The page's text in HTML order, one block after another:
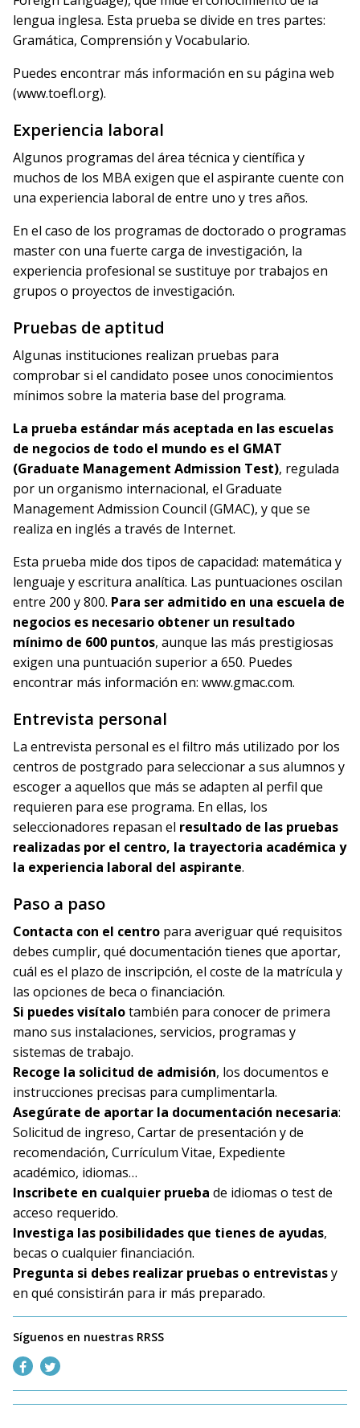
lengua inglesa. Esta prueba se divide en tres partes:
Gramática, Comprensión y Vocabulario.
Puedes encontrar más información en su página web
(www.toefl.org).
Experiencia laboral
Algunos programas del área técnica y científica y
muchos de los MBA exigen que el aspirante cuente con
una experiencia laboral de entre uno y tres años.
En el caso de los programas de doctorado o programas
master con una fuerte carga de investigación, la
experiencia profesional se sustituye por trabajos en
grupos o proyectos de investigación.
Pruebas de aptitud
Algunas instituciones realizan pruebas para
comprobar si el candidato posee unos conocimientos
mínimos sobre la materia base del programa.
La prueba estándar más aceptada en las escuelas
de negocios de todo el mundo es el GMAT
(Graduate Management Admission Test), regulada
por un organismo internacional, el Graduate
Management Admission Council (GMAC), y que se
realiza en inglés a través de Internet.
Esta prueba mide dos tipos de capacidad: matemática y
lenguaje y escritura analítica. Las puntuaciones oscilan
entre 200 y 800. Para ser admitido en una escuela de
negocios es necesario obtener un resultado
mínimo de 600 puntos, aunque las más prestigiosas
exigen una puntuación superior a 650. Puedes
encontrar más información en: www.gmac.com.
Entrevista personal
La entrevista personal es el filtro más utilizado por los
centros de postgrado para seleccionar a sus alumnos y
escoger a aquellos que más se adapten al perfil que
requieren para ese programa. En ellas, los
seleccionadores repasan el resultado de las pruebas
realizadas por el centro, la trayectoria académica y
la experiencia laboral del aspirante.
Paso a paso
Contacta con el centro para averiguar qué requisitos
debes cumplir, qué documentación tienes que aportar,
cuál es el plazo de inscripción, el coste de la matrícula y
las opciones de beca o financiación.
Si puedes visítalotambién para conocer de primera
mano sus instalaciones, servicios, programas y
sistemas de trabajo.
Recoge la solicitud de admisión, los documentos e
instrucciones precisas para cumplimentarla.
Asegúrate de aportar la documentación necesaria:
Solicitud de ingreso, Cartar de presentación y de
recomendación, Currículum Vitae, Expediente
académico, idiomas…
Inscribete en cualquier prueba de idiomas o test de
acceso requerido.
Investiga las posibilidades que tienes de ayudas,
becas o cualquier financiación.
Pregunta si debes realizar pruebas o entrevistasy
en qué consistirán para ir más preparado.
Síguenos en nuestras RRSS